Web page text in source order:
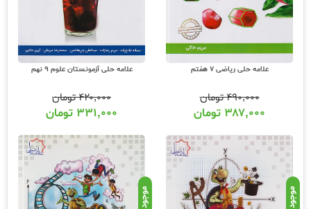
علامه حلی ریاضی 7 هفتم
۴۹۰,۰۰۰تومان
۳۸۷,۰۰۰ تومان
علامه حلی آزمونستان علوم 9 نهم
۴۲۰,۰۰۰تومان
۳۳۱,۰۰۰ تومان
موجود موجود